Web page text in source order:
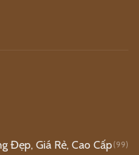
Đẹp, Giá Rẻ, Cao Cấp (99)